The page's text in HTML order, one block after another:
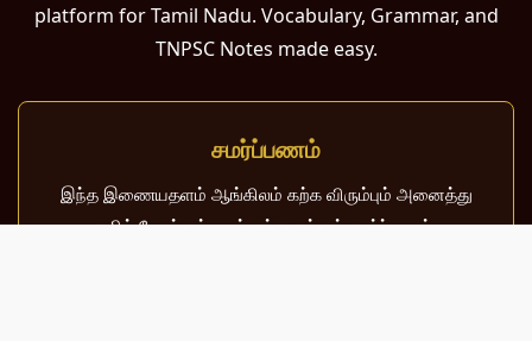
platform for Tamil Nadu. Vocabulary, Grammar, and
TNPSC Notes made easy.
சமர்ப்பணம்
இந்த இணையதளம் ஆங்கிலம் கற்க விரும்பும் அனைத்து
தமிழ் பேசும் நல்ல உள்ளங்களுக்கும் சமர்ப்பணம்.